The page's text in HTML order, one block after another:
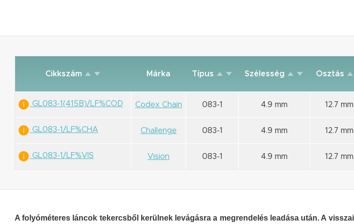
Cikkszám Márka Típus Szélesség Osztás
GL083-1(415B)/LF%COD Codex Chain 083-1 4.9 mm 12.7 mm
GL083-1/LF%CHA Challenge 083-1 4.9 mm 12.7 mm
GL083-1/LF%VIS Vision 083-1 4.9 mm 12.7 mm
A folyóméteres láncok tekercsből kerülnek levágásra a megrendelés leadása után. A